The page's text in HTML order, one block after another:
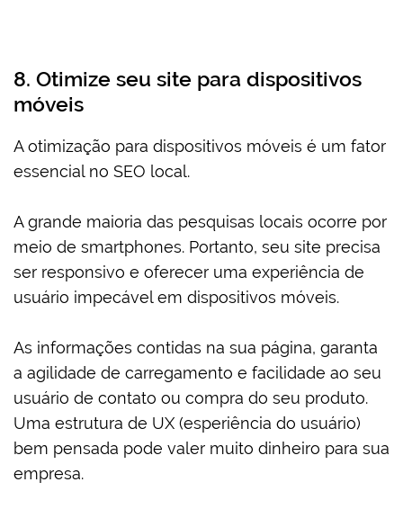
8. Otimize seu site para dispositivos
móveis
A otimização para dispositivos móveis é um fator
essencial no SEO local.
A grande maioria das pesquisas locais ocorre por
meio de smartphones. Portanto, seu site precisa
ser responsivo e oferecer uma experiência de
usuário impecável em dispositivos móveis.
As informações contidas na sua página, garanta
a agilidade de carregamento e facilidade ao seu
usuário de contato ou compra do seu produto.
Uma estrutura de UX (esperiência do usuário)
bem pensada pode valer muito dinheiro para sua
empresa.